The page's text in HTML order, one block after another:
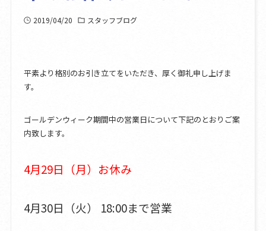
2019/04/20 スタッフブログ
平素より格別のお引き立てをいただき、厚く御礼申し上げま
す。
ゴールデンウィーク期間中の営業日について下記のとおりご案
内致します。
4月29日（月）お休み
4月30日（火） 18:00まで営業